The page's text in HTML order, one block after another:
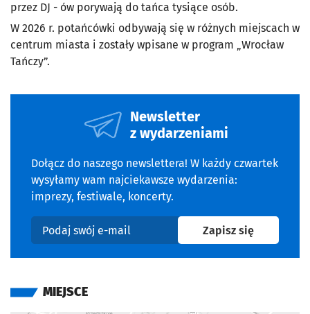
przez DJ - ów porywają do tańca tysiące osób.
W 2026 r. potańcówki odbywają się w różnych miejscach w
centrum miasta i zostały wpisane w program „Wrocław
Tańczy”.
Newsletter
z wydarzeniami
Dołącz do naszego newslettera! W każdy czwartek
wysyłamy wam najciekawsze wydarzenia:
imprezy, festiwale, koncerty.
Podaj swój e-mail
Zapisz sięna
MIEJSCE